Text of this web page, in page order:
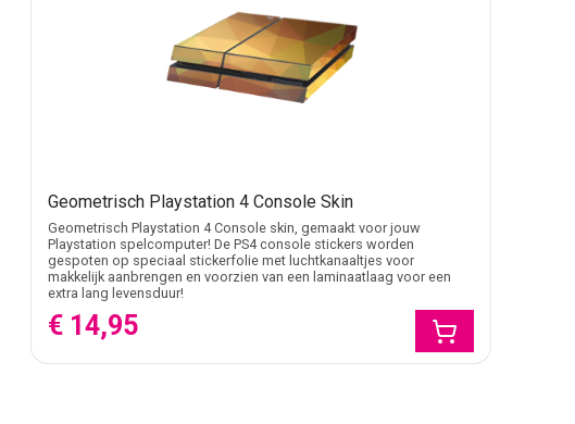
Geometrisch Playstation 4 Console Skin
Geometrisch Playstation 4 Console skin, gemaakt voor jouw
Playstation spelcomputer! De PS4 console stickers worden
gespoten op speciaal stickerfolie met luchtkanaaltjes voor
makkelijk aanbrengen en voorzien van een laminaatlaag voor een
extra lang levensduur!
€ 14,95